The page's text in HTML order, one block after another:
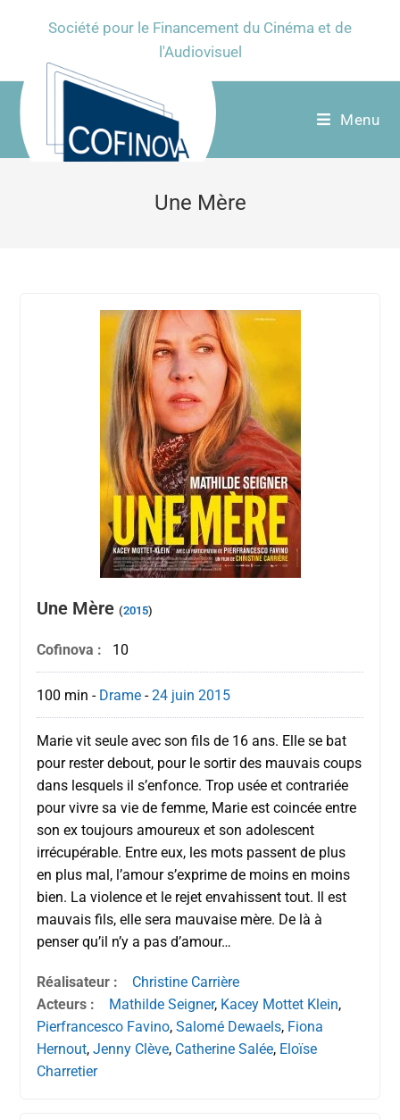
Société pour le Financement du Cinéma et de
l'Audiovisuel
Menu
Une Mère
Une Mère(2015)
Cofinova : 10
100 min - Drame -24 juin 2015
Marie vit seule avec son fils de 16 ans. Elle se bat
pour rester debout, pour le sortir des mauvais coups
dans lesquels il s’enfonce. Trop usée et contrariée
pour vivre sa vie de femme, Marie est coincée entre
son ex toujours amoureux et son adolescent
irrécupérable. Entre eux, les mots passent de plus
en plus mal, l’amour s’exprime de moins en moins
bien. La violence et le rejet envahissent tout. Il est
mauvais fils, elle sera mauvaise mère. De là à
penser qu’il n’y a pas d’amour…
Réalisateur :
Christine Carrière
Acteurs :
Mathilde Seigner, Kacey Mottet Klein,
Pierfrancesco Favino,Salomé Dewaels, Fiona
Hernout,Jenny Clève, Catherine Salée, Eloïse
Charretier